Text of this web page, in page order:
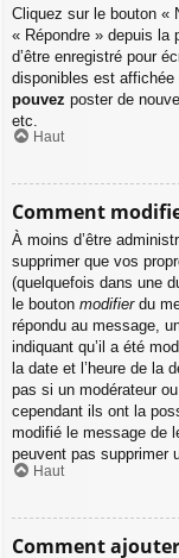
Cliquez sur le bouton «
« Répondre » depuis la
d’être enregistré pour
disponibles est
pouvez poster de
etc.
Haut
Comment
À moins d’être
supprimer que vos
(quelquefois dans une
le bouton modifierdu
répondu au message,
indiquant qu’il a été
la date et l’heure de la
pas si un modérateur
cependant ils ont la
modifié le message de
peuvent pas supprimer
Haut
Comment